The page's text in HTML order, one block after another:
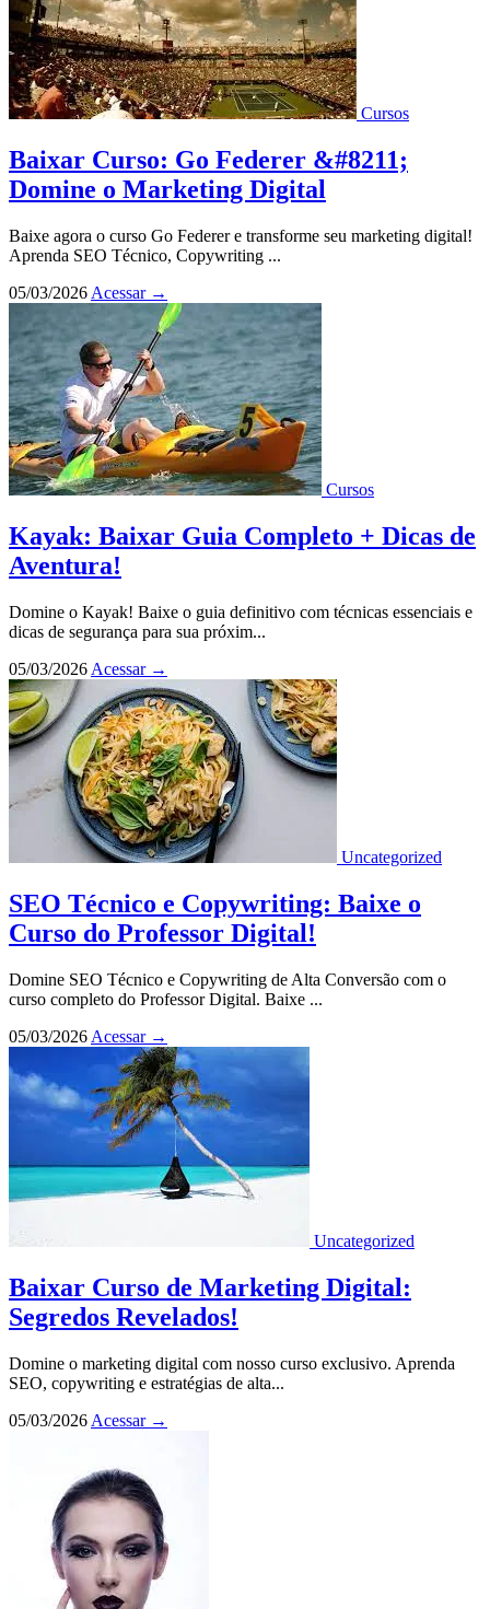
Cursos
Baixar Curso: Go Federer &#8211;
Domine o Marketing Digital
Baixe agora o curso Go Federer e transforme seu marketing digital!
Aprenda SEO Técnico, Copywriting ...
05/03/2026 Acessar →
Cursos
Kayak: Baixar Guia Completo + Dicas de
Aventura!
Domine o Kayak! Baixe o guia definitivo com técnicas essenciais e
dicas de segurança para sua próxim...
05/03/2026 Acessar →
Uncategorized
SEO Técnico e Copywriting: Baixe o
Curso do Professor Digital!
Domine SEO Técnico e Copywriting de Alta Conversão com o
curso completo do Professor Digital. Baixe ...
05/03/2026 Acessar →
Uncategorized
Baixar Curso de Marketing Digital:
Segredos Revelados!
Domine o marketing digital com nosso curso exclusivo. Aprenda
SEO, copywriting e estratégias de alta...
05/03/2026 Acessar →